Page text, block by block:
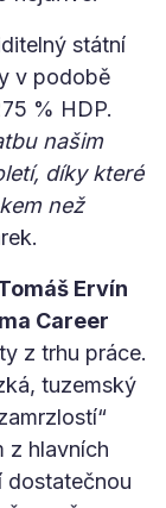
státní
v podobě
% HDP.
našim
díky které
než
Ervín
Career
z trhu práce.
tuzemský
z hlavních
dostatečnou